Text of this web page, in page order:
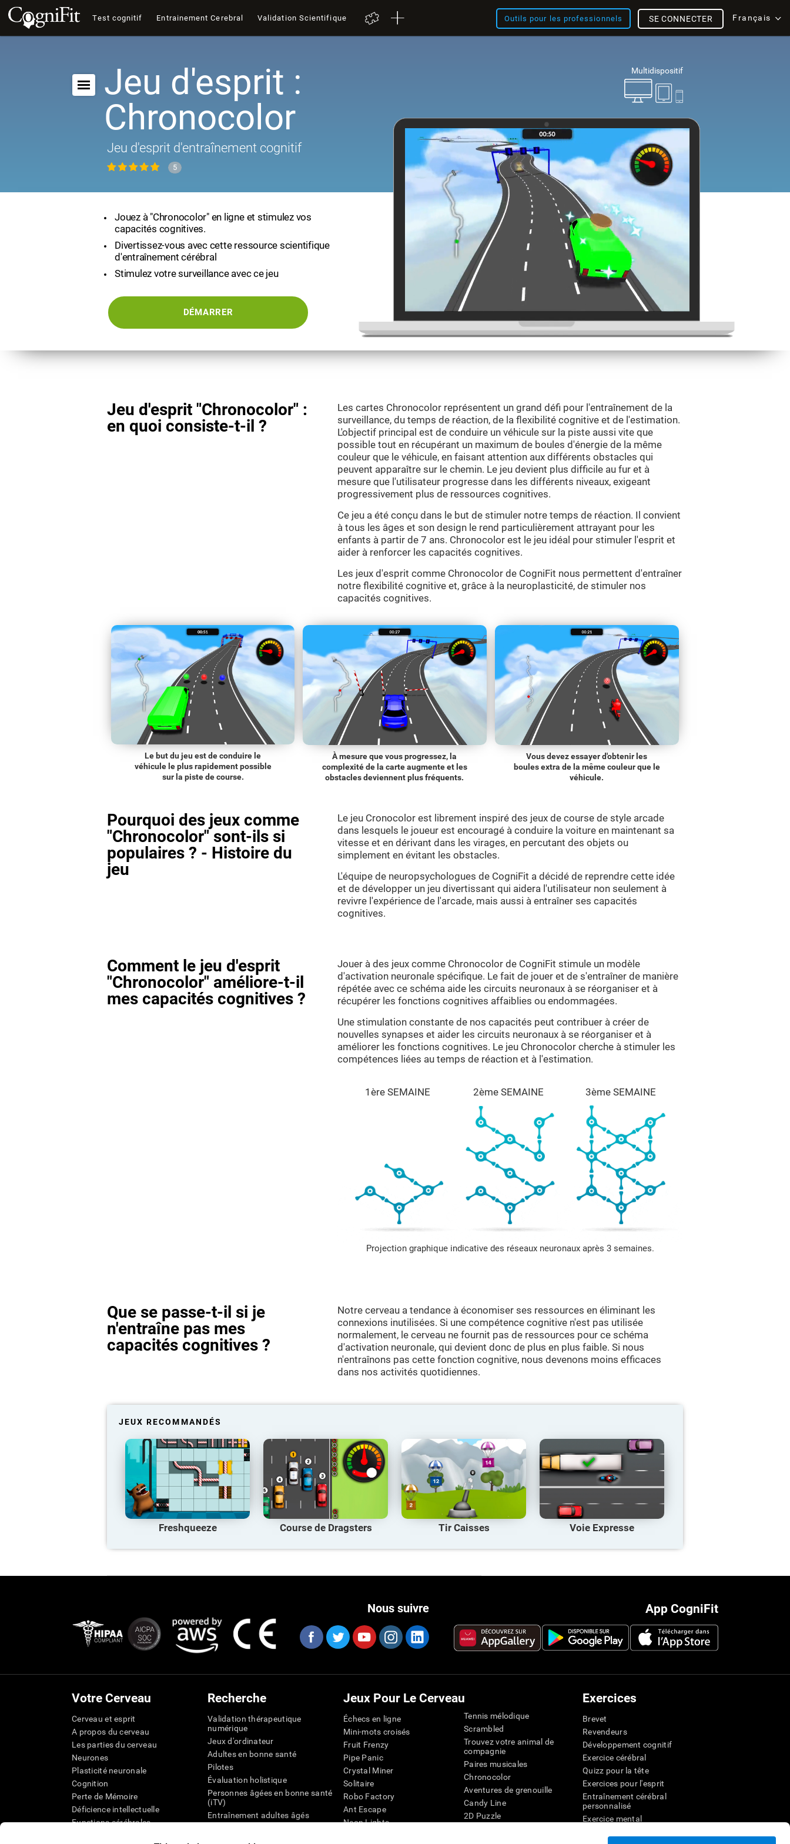
Test cognitif Entrainement Cerebral Validation Scientifique Outils pour les professionnels Français
SE CONNECTER
Multidispositif
Jeu d'esprit :
Chronocolor
Jeu d'esprit d'entraînement cognitif
5
Jouez à "Chronocolor" en ligne et stimulez vos
capacités cognitives.
Divertissez-vous avec cette ressource scientifique
d'entraînement cérébral
Stimulez votre surveillance avec ce jeu
DÉMARRER
Jeu d'esprit "Chronocolor" :
en quoi consiste-t-il ?
Les cartes Chronocolor représentent un grand défi pour l'entraînement de la
surveillance, du temps de réaction, de la flexibilité cognitive et de l'estimation.
L'objectif principal est de conduire un véhicule sur la piste aussi vite que
possible tout en récupérant un maximum de boules d'énergie de la même
couleur que le véhicule, en faisant attention aux différents obstacles qui
peuvent apparaître sur le chemin. Le jeu devient plus difficile au fur et à
mesure que l'utilisateur progresse dans les différents niveaux, exigeant
progressivement plus de ressources cognitives.
Ce jeu a été conçu dans le but de stimuler notre temps de réaction. Il convient
à tous les âges et son design le rend particulièrement attrayant pour les
enfants à partir de 7 ans. Chronocolor est le jeu idéal pour stimuler l'esprit et
aider à renforcer les capacités cognitives.
Les jeux d'esprit comme Chronocolor de CogniFit nous permettent d'entraîner
notre flexibilité cognitive et, grâce à la neuroplasticité, de stimuler nos
capacités cognitives.
Le but du jeu est de conduire le
véhicule le plus rapidement possible
sur la piste de course.
À mesure que vous progressez, la
complexité de la carte augmente et les
obstacles deviennent plus fréquents.
Vous devez essayer d'obtenir les
boules extra de la même couleur que le
véhicule.
Pourquoi des jeux comme
"Chronocolor" sont-ils si
populaires ? - Histoire du
jeu
Le jeu Cronocolor est librement inspiré des jeux de course de style arcade
dans lesquels le joueur est encouragé à conduire la voiture en maintenant sa
vitesse et en dérivant dans les virages, en percutant des objets ou
simplement en évitant les obstacles.
L'équipe de neuropsychologues de CogniFit a décidé de reprendre cette idée
et de développer un jeu divertissant qui aidera l'utilisateur non seulement à
revivre l'expérience de l'arcade, mais aussi à entraîner ses capacités
cognitives.
Comment le jeu d'esprit
"Chronocolor" améliore-t-il
mes capacités cognitives ?
Jouer à des jeux comme Chronocolor de CogniFit stimule un modèle
d'activation neuronale spécifique. Le fait de jouer et de s'entraîner de manière
répétée avec ce schéma aide les circuits neuronaux à se réorganiser et à
récupérer les fonctions cognitives affaiblies ou endommagées.
Une stimulation constante de nos capacités peut contribuer à créer de
nouvelles synapses et aider les circuits neuronaux à se réorganiser et à
améliorer les fonctions cognitives. Le jeu Chronocolor cherche à stimuler les
compétences liées au temps de réaction et à l'estimation.
1ère SEMAINE 2ème SEMAINE 3ème SEMAINE
Projection graphique indicative des réseaux neuronaux après 3 semaines.
Que se passe-t-il si je
n'entraîne pas mes
capacités cognitives ?
Notre cerveau a tendance à économiser ses ressources en éliminant les
connexions inutilisées. Si une compétence cognitive n'est pas utilisée
normalement, le cerveau ne fournit pas de ressources pour ce schéma
d'activation neuronale, qui devient donc de plus en plus faible. Si nous
n'entraînons pas cette fonction cognitive, nous devenons moins efficaces
dans nos activités quotidiennes.
JEUX RECOMMANDÉS
Freshqueeze Course de Dragsters Tir Caisses Voie Expresse
App CogniFit
Nous suivre
Votre Cerveau
Cerveau et esprit
A propos du cerveau
Les parties du cerveau
Neurones
Plasticité neuronale
Cognition
Perte de Mémoire
Déficience intellectuelle
Functions cérébrales
Recherche
Validation thérapeutique
numérique
Jeux d'ordinateur
Adultes en bonne santé
Pilotes
Évaluation holistique
Personnes âgées en bonne santé
(iTV)
Entraînement adultes âgés
Jeux Pour Le Cerveau
Échecs en ligne
Mini-mots croisés
Fruit Frenzy
Pipe Panic
Crystal Miner
Solitaire
Robo Factory
Ant Escape
Neon Lights
Tennis mélodique
Scrambled
Trouvez votre animal de
compagnie
Paires musicales
Chronocolor
Aventures de grenouille
Candy Line
2D Puzzle
Exercices
Brevet
Revendeurs
Développement cognitif
Exercice cérébral
Quizz pour la tête
Exercices pour l'esprit
Entraînement cérébral
personnalisé
Exercice mental